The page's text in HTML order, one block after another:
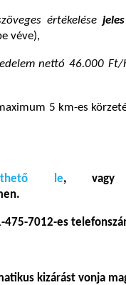
értékelése
véve),
nettó 46.000 Ft/
5 km-es
le, vagy
475-7012-es
kizárást vonja